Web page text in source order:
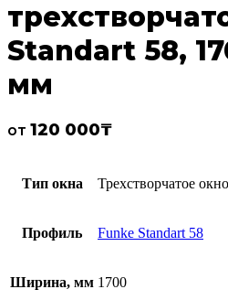
Standart 58,
мм
от 120 000₸
Тип окна Трехстворчатое окно
Профиль Funke Standart 58
Ширина, мм 1700